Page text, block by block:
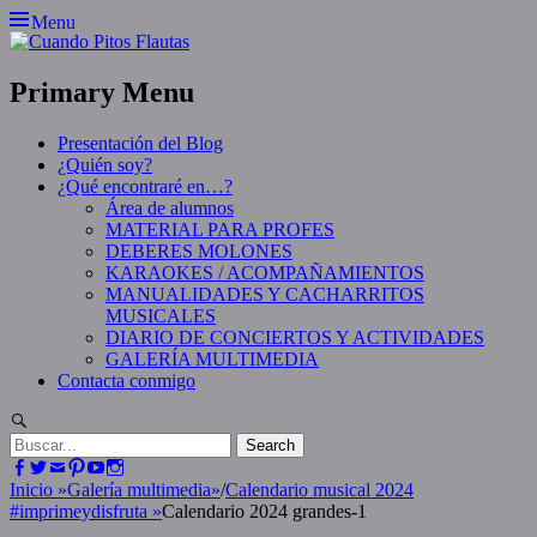
Skip
to
Menu
Primary Menu
Presentación del Blog
¿Quién soy?
¿Qué encontraré en…?
Área de alumnos
MATERIAL PARA PROFES
DEBERES MOLONES
KARAOKES / ACOMPAÑAMIENTOS
MANUALIDADES Y CACHARRITOS
MUSICALES
DIARIO DE CONCIERTOS Y ACTIVIDADES
GALERÍA MULTIMEDIA
Contacta conmigo
Search
for:Facebook
Twitter
EmailPinterest
YouTube
Inicio »Galería multimedia»/Calendario musical 2024
#imprimeydisfruta »Calendario 2024 grandes-1